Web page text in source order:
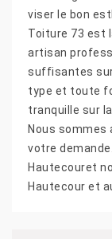
viser le bon
Toiture 73 est
artisan
suffisantes
type et toute
tranquille sur
Nous
votre
Hautecouret
Hautecour et